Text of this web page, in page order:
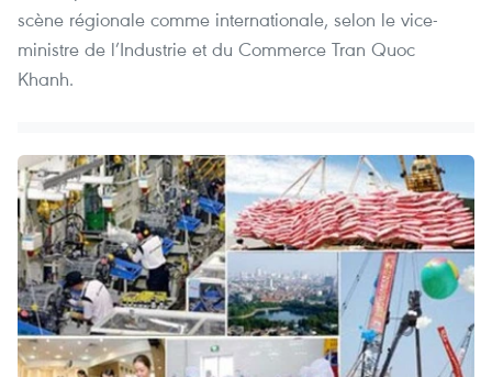
scène régionale comme internationale, selon le vice-
ministre de l’Industrie et du Commerce Tran Quoc
Khanh.